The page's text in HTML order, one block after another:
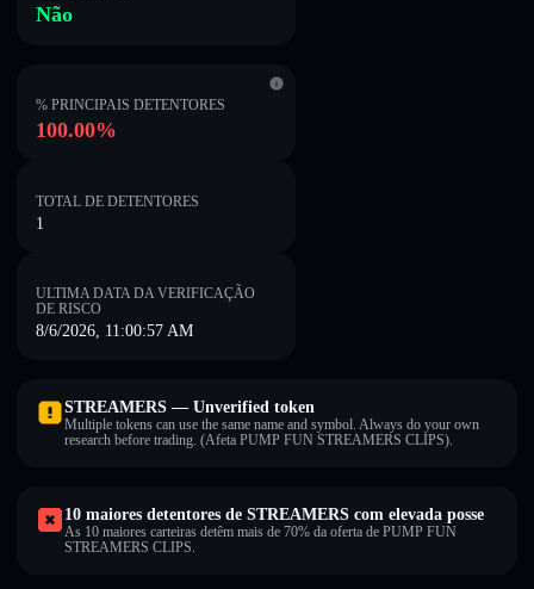
Não
% PRINCIPAIS DETENTORES
100.00%
TOTAL DE DETENTORES
1
ULTIMA DATA DA VERIFICAÇÃO
DE RISCO
8/6/2026, 11:00:57 AM
STREAMERS — Unverified token
Multiple tokens can use the same name and symbol. Always do your own
research before trading. (Afeta PUMP FUN STREAMERS CLIPS).
10 maiores detentores de STREAMERS com elevada posse
As 10 maiores carteiras detêm mais de 70% da oferta de PUMP FUN
STREAMERS CLIPS.